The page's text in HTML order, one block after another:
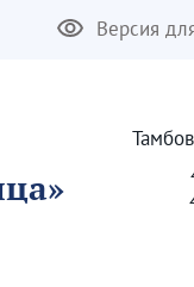
Версия